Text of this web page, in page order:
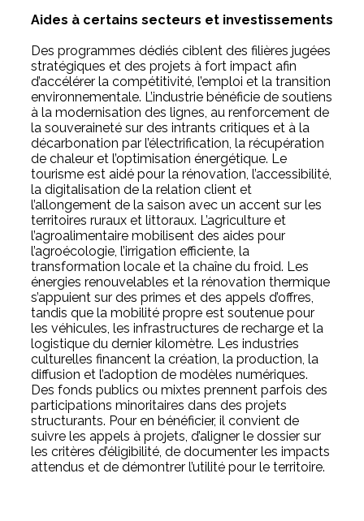
Aides à certains secteurs et investissements
Des programmes dédiés ciblent des filières jugées
stratégiques et des projets à fort impact afin
d’accélérer la compétitivité, l’emploi et la transition
environnementale. L’industrie bénéficie de soutiens
à la modernisation des lignes, au renforcement de
la souveraineté sur des intrants critiques et à la
décarbonation par l’électrification, la récupération
de chaleur et l’optimisation énergétique. Le
tourisme est aidé pour la rénovation, l’accessibilité,
la digitalisation de la relation client et
l’allongement de la saison avec un accent sur les
territoires ruraux et littoraux. L’agriculture et
l’agroalimentaire mobilisent des aides pour
l’agroécologie, l’irrigation efficiente, la
transformation locale et la chaîne du froid. Les
énergies renouvelables et la rénovation thermique
s’appuient sur des primes et des appels d’offres,
tandis que la mobilité propre est soutenue pour
les véhicules, les infrastructures de recharge et la
logistique du dernier kilomètre. Les industries
culturelles financent la création, la production, la
diffusion et l’adoption de modèles numériques.
Des fonds publics ou mixtes prennent parfois des
participations minoritaires dans des projets
structurants. Pour en bénéficier, il convient de
suivre les appels à projets, d’aligner le dossier sur
les critères d’éligibilité, de documenter les impacts
attendus et de démontrer l’utilité pour le territoire.